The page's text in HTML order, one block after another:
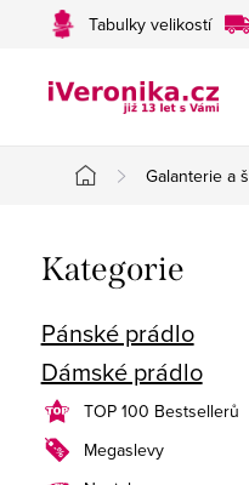
Tabulky velikostí
Domů
Galanterie a
o
s
t
r
a
Přeskočit
kategorie
Kategorie
Pánské prádlo
Dámské prádlo
TOP 100 Bestsellerů
Megaslevy